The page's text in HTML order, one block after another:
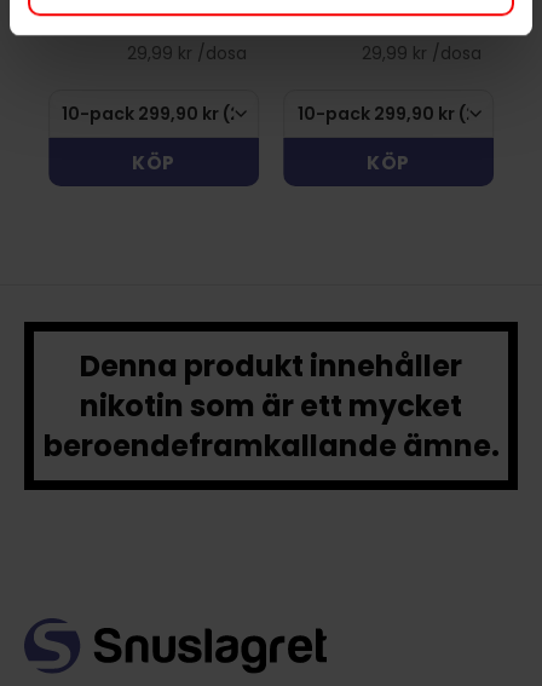
299,90 kr
29,99 kr /dosa
KÖP
299,90 kr
29,99 kr /dosa
KÖP
Denna produkt innehåller
nikotin som är ett mycket
beroendeframkallande ämne.